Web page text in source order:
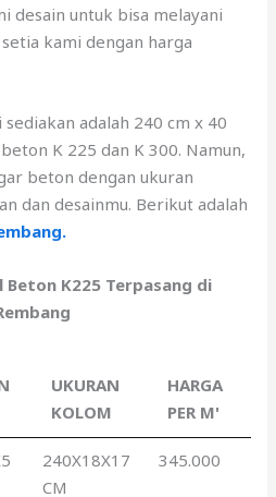
desain untuk bisa melayani
kami dengan harga
adalah 240 cm x 40
K 225 dan K 300. Namun,
beton dengan ukuran
dan desainmu. Berikut adalah
Beton K225 Terpasang di
UKURAN
KOLOM
HARGA
PER M'
240X18X17
CM
345.000